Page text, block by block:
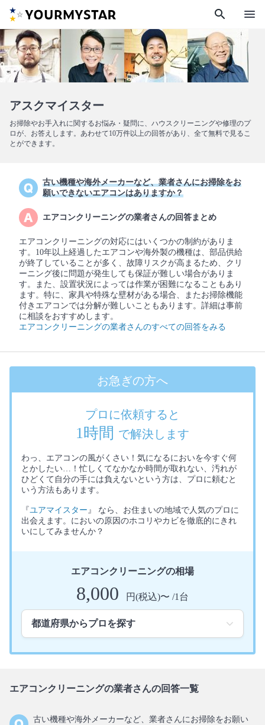
search menu
アスクマイスター
お掃除やお手入れに関するお悩み・疑問に、ハウスクリーニングや修理のプ
ロが、お答えします。あわせて10万件以上の回答があり、全て無料で見るこ
とができます。
古い機種や海外メーカーなど、業者さんにお掃除をお
願いできないエアコンはありますか？
エアコンクリーニングの業者さんの回答まとめ
エアコンクリーニングの対応にはいくつかの制約がありま
す。10年以上経過したエアコンや海外製の機種は、部品供給
が終了していることが多く、故障リスクが高まるため、クリ
ーニング後に問題が発生しても保証が難しい場合がありま
す。また、設置状況によっては作業が困難になることもあり
ます。特に、家具や特殊な壁材がある場合、またお掃除機能
付きエアコンでは分解が難しいこともあります。詳細は事前
に相談をおすすめします。
エアコンクリーニングの業者さんのすべての回答をみる
お急ぎの方へ
プロに依頼すると
1時間 で解決します
わっ、エアコンの風がくさい！気になるにおいを今すぐ何
とかしたい…！忙しくてなかなか時間が取れない、汚れが
ひどくて自分の手には負えないという方は、プロに頼むと
いう方法もあります。
『ユアマイスター 』 なら、お住まいの地域で人気のプロに
出会えます。においの原因のホコリやカビを徹底的にきれ
いにしてみませんか？
エアコンクリーニングの相場
8,000 円(税込)〜 /1台
エアコンクリーニングの業者さんの回答一覧
古い機種や海外メーカーなど、業者さんにお掃除をお願い